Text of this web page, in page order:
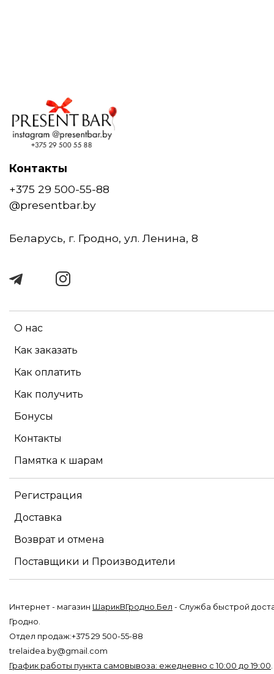
О нас
Как заказать
Как оплатить
Как получить
Бонусы
Контакты
Памятка к шарам
Регистрация
Доставка
Возврат и отмена
Поставщики и Производители
Контакты
+375 29 500-55-88
@presentbar.by
Беларусь, г. Гродно, ул. Ленина, 8
Интернет - магазин ШарикВГродно.Бел - Служба быстрой
Гродно.
Отдел продаж:+375 29 500-55-88
trelaidea.by@gmail.com
График работы пункта самовывоза: ежедневно с 10:00 до 19:00